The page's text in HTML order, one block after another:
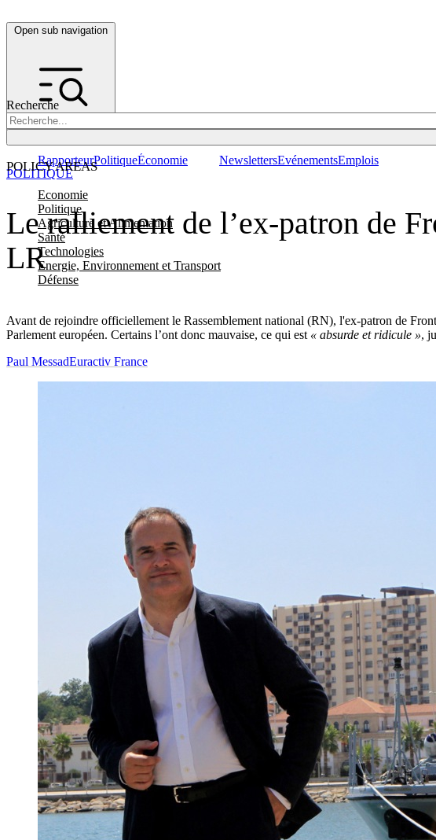
Open sub navigation
Recherche
POLICY AREAS
Economie
Politique
Agriculture et Alimentation
Santé
Technologies
Energie, Environnement et Transport
Défense
RapporteurPolitiqueÉconomie NewslettersEvénementsEmplois
Le ralliement de l’ex-patron de
LR
Avant de rejoindre officiellement le Rassemblement national (RN), l'ex-patron de
Parlement européen. Certains l’ont donc mauvaise, ce qui est « absurde et ridicule »,
POLITIQUE
Paul MessadEuractiv France